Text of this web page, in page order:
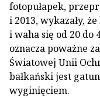
fotopułapek,
i 2013, wykazały,
i waha się od 20 do
oznacza poważne
Światowej Unii
bałkański jest
wyginięciem.